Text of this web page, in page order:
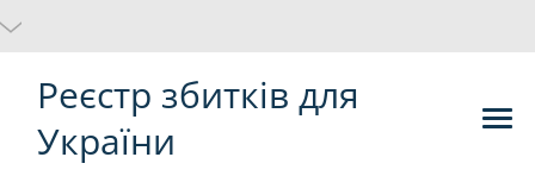
Реєстр збитків для
України